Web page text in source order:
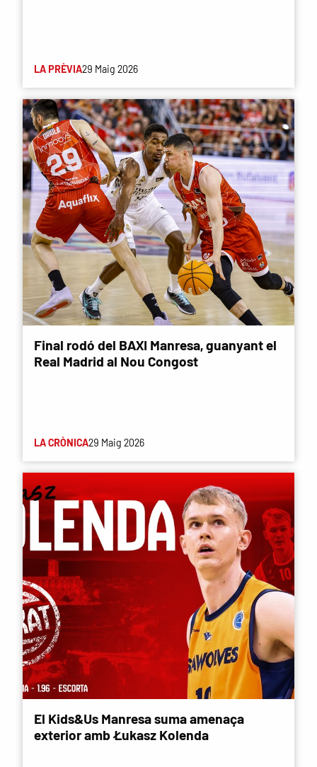
LA PRÈVIA29 Maig 2026
Final rodó del BAXI Manresa, guanyant el
Real Madrid al Nou Congost
LA CRÒNICA29 Maig 2026
El Kids&Us Manresa suma amenaça
exterior amb Łukasz Kolenda